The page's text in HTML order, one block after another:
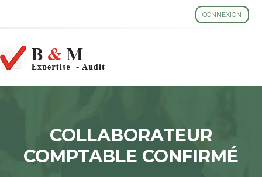
CONNEXION
Aller
au
COLLABORATEUR
COMPTABLE CONFIRMÉ